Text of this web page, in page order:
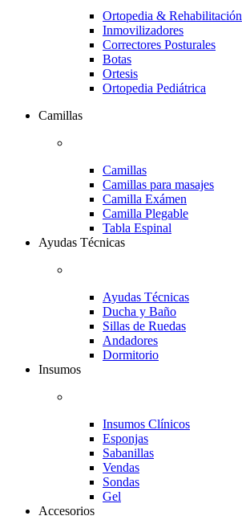
Ortopedia & Rehabilitación
Inmovilizadores
Correctores Posturales
Botas
Ortesis
Ortopedia Pediátrica
Camillas
Camillas
Camillas para masajes
Camilla Exámen
Camilla Plegable
Tabla Espinal
Ayudas Técnicas
Ayudas Técnicas
Ducha y Baño
Sillas de Ruedas
Andadores
Dormitorio
Insumos
Insumos Clínicos
Esponjas
Sabanillas
Vendas
Sondas
Gel
Accesorios